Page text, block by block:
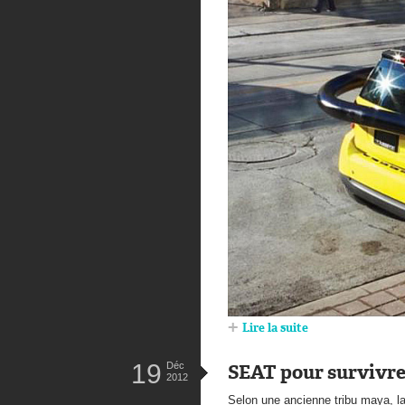
Lire la suite
SEAT pour
19 Déc
2012
Selon une ancienne tribu maya,